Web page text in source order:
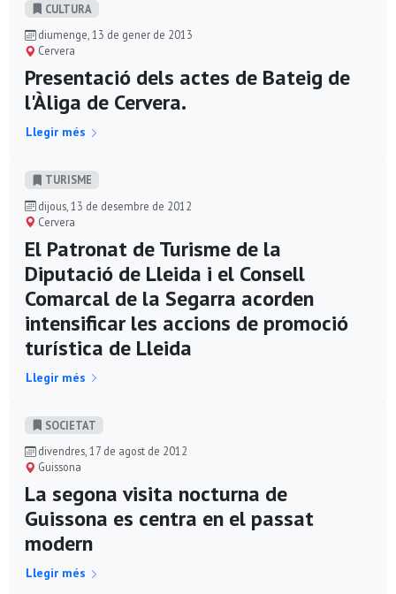
CULTURA
diumenge, 13 de gener de 2013
Cervera
Presentació dels actes de Bateig de
l'Àliga de Cervera.
Llegir més
TURISME
dijous, 13 de desembre de 2012
Cervera
El Patronat de Turisme de la
Diputació de Lleida i el Consell
Comarcal de la Segarra acorden
intensificar les accions de promoció
turística de Lleida
Llegir més
SOCIETAT
divendres, 17 de agost de 2012
Guissona
La segona visita nocturna de
Guissona es centra en el passat
modern
Llegir més